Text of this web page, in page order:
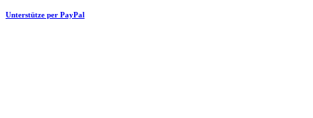
Unterstütze per PayPal